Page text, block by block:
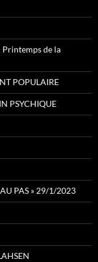
Printemps de la
POPULAIRE
PSYCHIQUE
PAS » 29/1/2023